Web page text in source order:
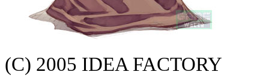
(C) 2005 IDEA FACTORY